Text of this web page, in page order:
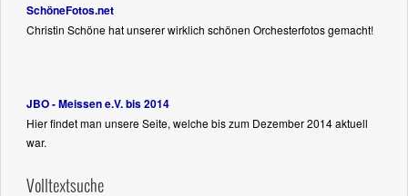
SchöneFotos.net
Christin Schöne hat unserer wirklich schönen Orchesterfotos gemacht!
JBO - Meissen e.V. bis 2014
Hier findet man unsere Seite, welche bis zum Dezember 2014 aktuell
war.
Volltextsuche